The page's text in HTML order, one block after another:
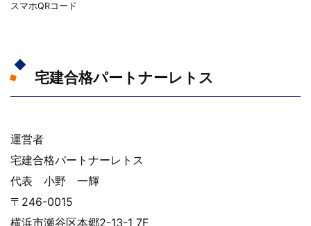
スマホQRコード
宅建合格パートナーレトス
運営者
宅建合格パートナーレトス
代表 小野 一輝
〒246-0015
横浜市瀬谷区本郷2-13-1 7F